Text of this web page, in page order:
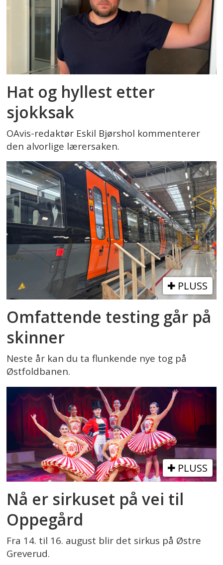
Hat og hyllest etter
sjokksak
OAvis-redaktør Eskil Bjørshol kommenterer
den alvorlige lærersaken.
PLUSS
Omfattende testing går på
skinner
Neste år kan du ta flunkende nye tog på
Østfoldbanen.
PLUSS
Nå er sirkuset på vei til
Oppegård
Fra 14. til 16. august blir det sirkus på Østre
Greverud.